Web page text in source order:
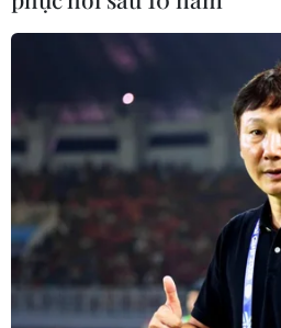
CƠ QUAN CHỦ QUẢN: THÔNG TẤN XÃ VIỆT
Tổng Biên tập: TRẦN TIẾN
Phó Tổng Biên tập: NGUYỄN
Sở hữu trí tuệ
RSS